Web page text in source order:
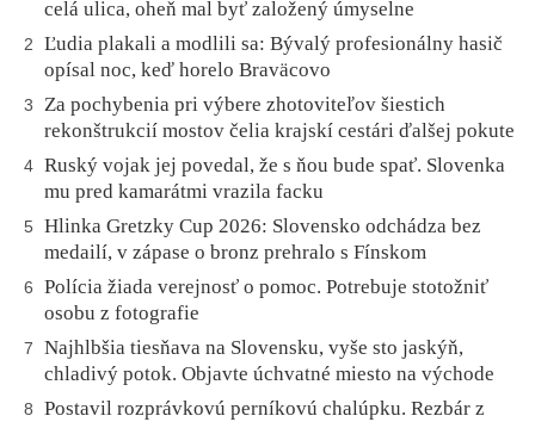
celá ulica, oheň mal byť založený úmyselne
2
Ľudia plakali a modlili sa: Bývalý profesionálny hasič
opísal noc, keď horelo Braväcovo
3
Za pochybenia pri výbere zhotoviteľov šiestich
rekonštrukcií mostov čelia krajskí cestári ďalšej pokute
4 Ruský vojak jej povedal, že s ňou bude spať. Slovenka
mu pred kamarátmi vrazila facku
5
Hlinka Gretzky Cup 2026: Slovensko odchádza bez
medailí, v zápase o bronz prehralo s Fínskom
6
Polícia žiada verejnosť o pomoc. Potrebuje stotožniť
osobu z fotografie
7
Najhlbšia tiesňava na Slovensku, vyše sto jaskýň,
chladivý potok. Objavte úchvatné miesto na východe
8
Postavil rozprávkovú perníkovú chalúpku. Rezbár z